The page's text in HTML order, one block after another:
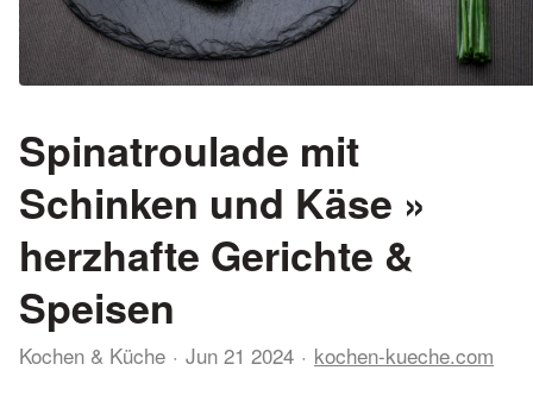
Spinatroulade mit
Schinken und Käse »
herzhafte Gerichte &
Speisen
Kochen & Küche Jun 21 2024 kochen-kueche.com